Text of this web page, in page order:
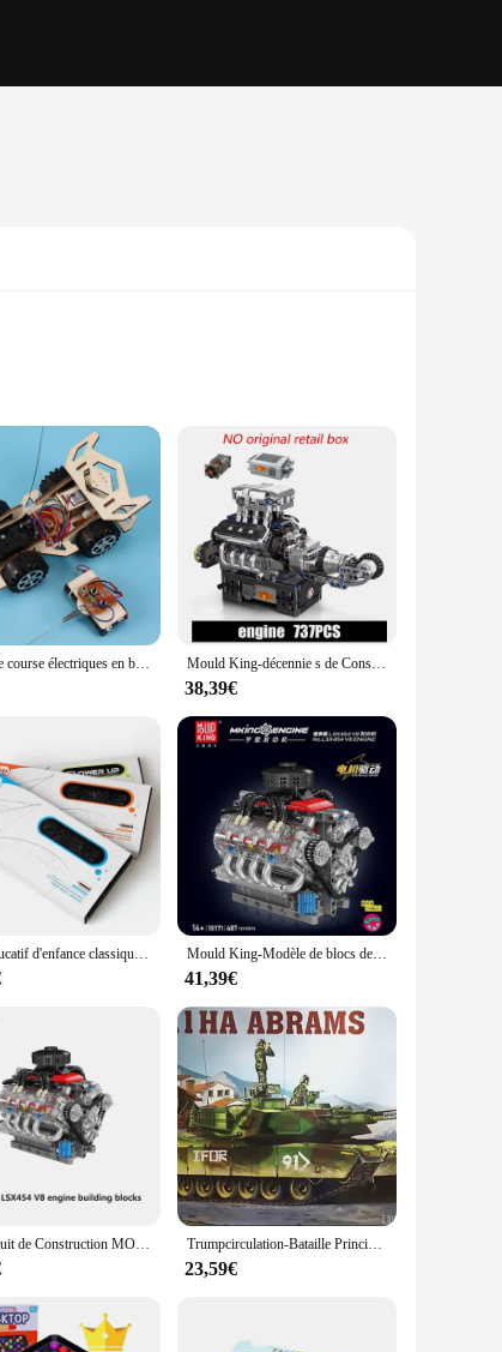
kits offer an engaging and educational
of shapes, sizes, and colors, that can be assembled
development.
and designed to withstand the rigors of play.
making them an excellent choice for educational
beginners can assemble the models with ease. The
use or as a gift, these kits are sure to delight
Jouets de course électriques en bois télécommandés pour enfants, jouets sans fil à quatre roues motrices, innovation technologique, assemblés à la main, bricolage Mould King-décennie s de Construction de Moteur V8 de Voiture de dehors MCL 10206, Briques de Simulation Technique, Modèle à Entraînement Électrique, Cadeau
38,39€
Jouet éducatif d'enfance classique, moteur électrique, pliable, FlyPaper, AiranaKit, moteur d'expérimentation étudiant, avion de bricolage Mould King-Modèle de blocs de construction à entraînement électrique, moteur V8 Hurized, jouets de simulation, pièces de voiture techniques, cadeau LSX454, 10171
41,39€
Kit de Nuit de Construction MOC Modèle V8 à Intervalles, Échelle 10088, avec Boîtier de Batterie, Moteur L, Briques à Entraînement Électrique, Jouets, Cadeau, 10171 Trumpcirculation-Bataille Principale Électrique M1A1HA, Échelle 00334 1/35, Assemblage Précieux, Analyste de Construction de Modèles pour Adultes, Jouets de Loisirs, Bricolage
23,59€